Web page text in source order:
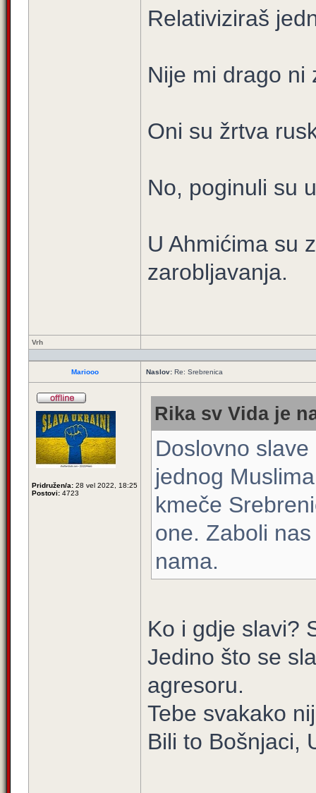
Relativiziraš
Nije mi drago ni
Oni su žrtva
No, poginuli su
U Ahmićima su
zarobljavanja.
Vrh
Mariooo Naslov: Re: Srebrenica
Pridružen/a: 28 vel 2022, 18:25
Postovi: 4723
Rika sv Vida je
Doslovno
jednog
kmeče
one. Zaboli
nama.
Ko i gdje slavi?
Jedino što se
agresoru.
Tebe svakako
Bili to Bošnjaci,